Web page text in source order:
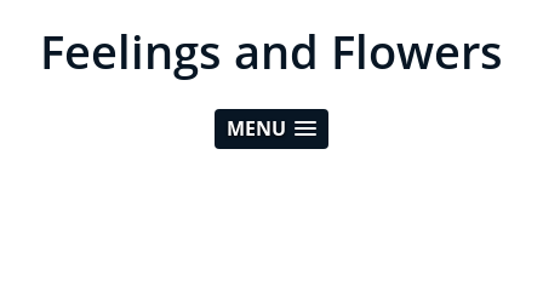
Feelings and Flowers
MENU